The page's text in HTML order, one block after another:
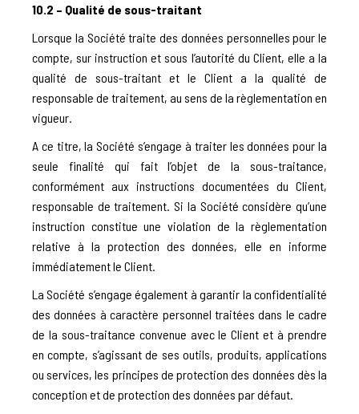
10.2 – Qualité de sous-traitant
Lorsque la Société traite des données personnelles pour le
compte, sur instruction et sous l’autorité du Client, elle a la
qualité de sous-traitant et le Client a la qualité de
responsable de traitement, au sens de la règlementation en
vigueur.
A ce titre, la Société s’engage à traiter les données pour la
seule finalité qui fait l’objet de la sous-traitance,
conformément aux instructions documentées du Client,
responsable de traitement. Si la Société considère qu’une
instruction constitue une violation de la règlementation
relative à la protection des données, elle en informe
immédiatement le Client.
La Société s’engage également à garantir la confidentialité
des données à caractère personnel traitées dans le cadre
de la sous-traitance convenue avec le Client et à prendre
en compte, s’agissant de ses outils, produits, applications
ou services, les principes de protection des données dès la
conception et de protection des données par défaut.